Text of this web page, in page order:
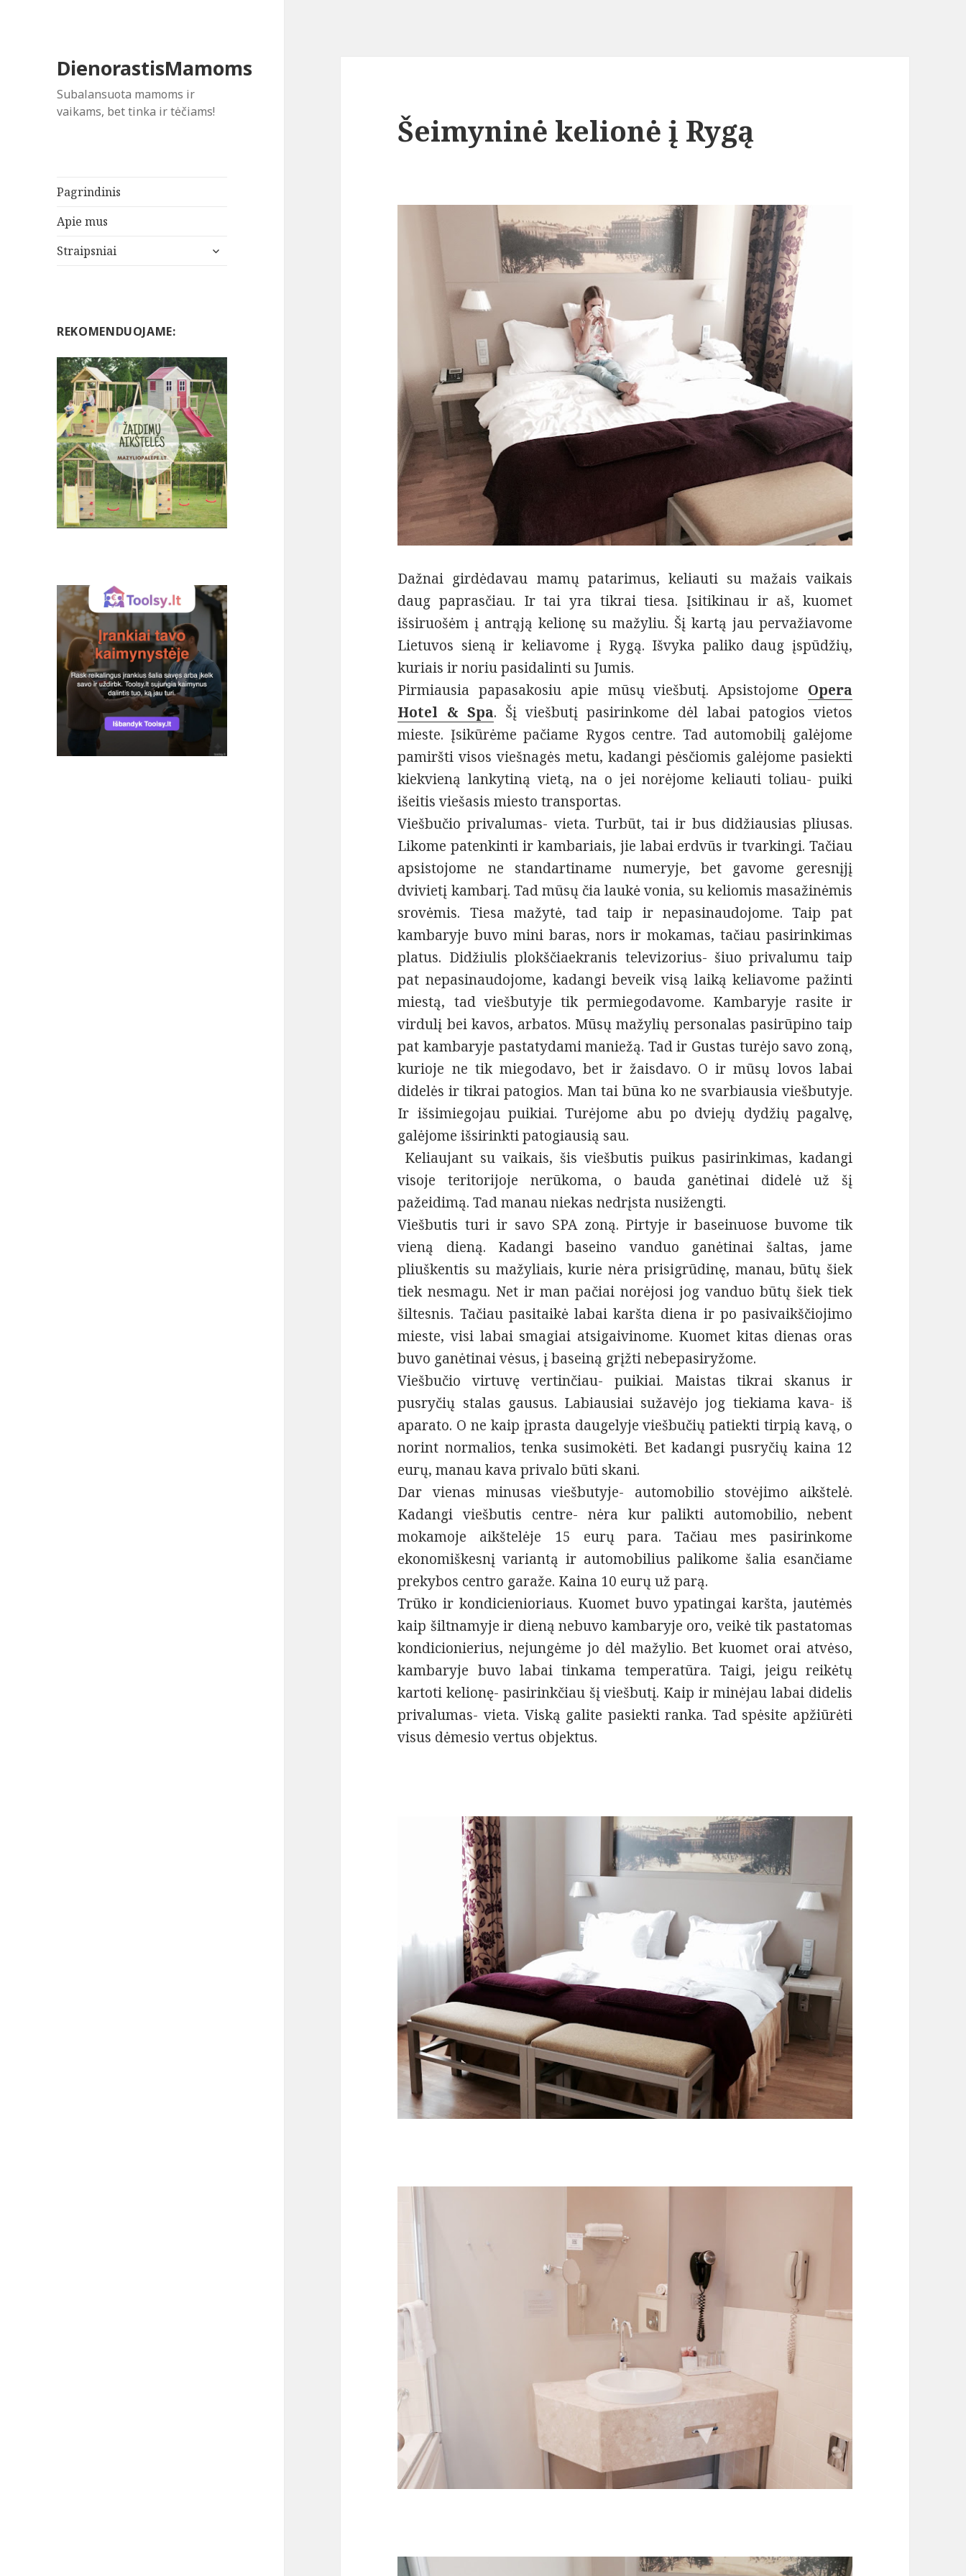
DienorastisMamoms
Subalansuota mamoms ir
vaikams, bet tinka ir tėčiams!
Pagrindinis
Apie mus
Straipsniai
išskleisti
REKOMENDUOJAME:
Šeimyninė kelionė į Rygą
Dažnai girdėdavau mamų patarimus, keliauti su mažais vaikais
daug paprasčiau. Ir tai yra tikrai tiesa. Įsitikinau ir aš, kuomet
išsiruošėm į antrąją kelionę su mažyliu. Šį kartą jau pervažiavome
Lietuvos sieną ir keliavome į Rygą. Išvyka paliko daug įspūdžių,
kuriais ir noriu pasidalinti su Jumis.
Pirmiausia papasakosiu apie mūsų viešbutį. Apsistojome Opera
Hotel & Spa. Šį viešbutį pasirinkome dėl labai patogios vietos
mieste. Įsikūrėme pačiame Rygos centre. Tad automobilį galėjome
pamiršti visos viešnagės metu, kadangi pėsčiomis galėjome pasiekti
kiekvieną lankytiną vietą, na o jei norėjome keliauti toliau- puiki
išeitis viešasis miesto transportas.
Viešbučio privalumas- vieta. Turbūt, tai ir bus didžiausias pliusas.
Likome patenkinti ir kambariais, jie labai erdvūs ir tvarkingi. Tačiau
apsistojome ne standartiname numeryje, bet gavome geresnįjį
dvivietį kambarį. Tad mūsų čia laukė vonia, su keliomis masažinėmis
srovėmis. Tiesa mažytė, tad taip ir nepasinaudojome. Taip pat
kambaryje buvo mini baras, nors ir mokamas, tačiau pasirinkimas
platus. Didžiulis plokščiaekranis televizorius- šiuo privalumu taip
pat nepasinaudojome, kadangi beveik visą laiką keliavome pažinti
miestą, tad viešbutyje tik permiegodavome. Kambaryje rasite ir
virdulį bei kavos, arbatos. Mūsų mažylių personalas pasirūpino taip
pat kambaryje pastatydami maniežą. Tad ir Gustas turėjo savo zoną,
kurioje ne tik miegodavo, bet ir žaisdavo. O ir mūsų lovos labai
didelės ir tikrai patogios. Man tai būna ko ne svarbiausia viešbutyje.
Ir išsimiegojau puikiai. Turėjome abu po dviejų dydžių pagalvę,
galėjome išsirinkti patogiausią sau.
Keliaujant su vaikais, šis viešbutis puikus pasirinkimas, kadangi
visoje teritorijoje nerūkoma, o bauda ganėtinai didelė už šį
pažeidimą. Tad manau niekas nedrįsta nusižengti.
Viešbutis turi ir savo SPA zoną. Pirtyje ir baseinuose buvome tik
vieną dieną. Kadangi baseino vanduo ganėtinai šaltas, jame
pliuškentis su mažyliais, kurie nėra prisigrūdinę, manau, būtų šiek
tiek nesmagu. Net ir man pačiai norėjosi jog vanduo būtų šiek tiek
šiltesnis. Tačiau pasitaikė labai karšta diena ir po pasivaikščiojimo
mieste, visi labai smagiai atsigaivinome. Kuomet kitas dienas oras
buvo ganėtinai vėsus, į baseiną grįžti nebepasiryžome.
Viešbučio virtuvę vertinčiau- puikiai. Maistas tikrai skanus ir
pusryčių stalas gausus. Labiausiai sužavėjo jog tiekiama kava- iš
aparato. O ne kaip įprasta daugelyje viešbučių patiekti tirpią kavą, o
norint normalios, tenka susimokėti. Bet kadangi pusryčių kaina 12
eurų, manau kava privalo būti skani.
Dar vienas minusas viešbutyje- automobilio stovėjimo aikštelė.
Kadangi viešbutis centre- nėra kur palikti automobilio, nebent
mokamoje aikštelėje 15 eurų para. Tačiau mes pasirinkome
ekonomiškesnį variantą ir automobilius palikome šalia esančiame
prekybos centro garaže. Kaina 10 eurų už parą.
Trūko ir kondicienioriaus. Kuomet buvo ypatingai karšta, jautėmės
kaip šiltnamyje ir dieną nebuvo kambaryje oro, veikė tik pastatomas
kondicionierius, nejungėme jo dėl mažylio. Bet kuomet orai atvėso,
kambaryje buvo labai tinkama temperatūra. Taigi, jeigu reikėtų
kartoti kelionę- pasirinkčiau šį viešbutį. Kaip ir minėjau labai didelis
privalumas- vieta. Viską galite pasiekti ranka. Tad spėsite apžiūrėti
visus dėmesio vertus objektus.